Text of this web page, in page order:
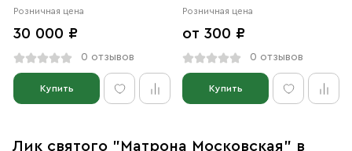
Розничная цена
30 000 ₽
0 отзывов
Купить
Розничная цена
от 300 ₽
0 отзывов
Купить
Лик святого "Матрона Московская" в